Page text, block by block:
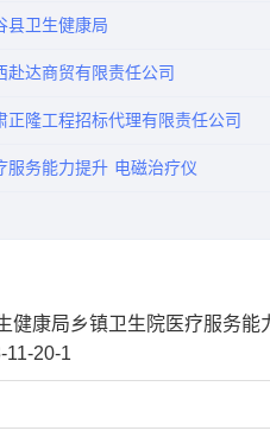
县卫生健康局
赴达商贸有限责任公司
正隆工程招标代理有限责任公司
服务能力提升 电磁治疗仪
健康局乡镇卫生院医疗服务能
11-20-1